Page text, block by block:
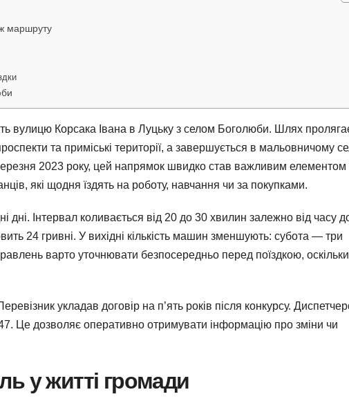
маршруту
вулицю Корсака Івана в Луцьку з селом Боголюби. Шлях
та приміські території, а завершується в мальовничому
2023 року, цей напрямок швидко став важливим елементом
які щодня їздять на роботу, навчання чи за покупками.
дні. Інтервал коливається від 20 до 30 хвилин залежно від часу
24 гривні. У вихідні кількість машин зменшують: субота — три
варто уточнювати безпосередньо перед поїздкою, оскільки
укладав договір на п’ять років після конкурсу.
Це дозволяє оперативно отримувати інформацію про зміни чи
у житті громади